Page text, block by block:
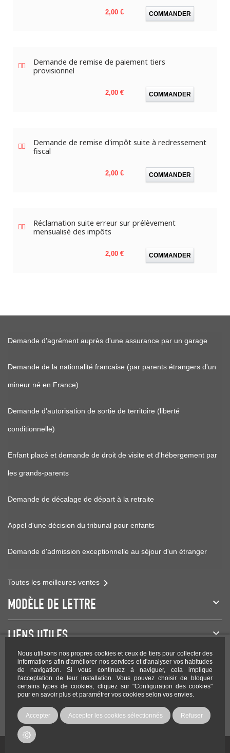
Nous utilisons nos propres cookies et ceux de tiers pour collecter des
informations afin d'améliorer nos services et d'analyser vos habitudes
de navigation. Si vous continuez à naviguer, cela implique
l'acceptation de leur installation. Vous pouvez choisir de bloquer
certains types de cookies, cliquez sur "Configuration des cookies"
pour en savoir plus et paramétrer vos cookies selon vos envies.
Accepter Accepter les cookies sélectionnés Refuser
Prix
2,00 € COMMANDER
Demande de remise de paiement tiers
provisionnel
Prix
2,00 € COMMANDER
Demande de remise d'impôt suite à redressement
fiscal
Prix
2,00 € COMMANDER
Réclamation suite erreur sur prélèvement
mensualisé des impôts
Prix
2,00 € COMMANDER
Demande d'agrément auprès d'une assurance par un garage
Demande de la nationalité francaise (par parents étrangers d'un
mineur né en France)
Demande d'autorisation de sortie de territoire (liberté
conditionnelle)
Enfant placé et demande de droit de visite et d'hébergement par
les grands-parents
Demande de décalage de départ à la retraite
Appel d'une décision du tribunal pour enfants
Demande d'admission exceptionnelle au séjour d'un étranger
Toutes les meilleures ventes 
MODÈLE DE LETTRE
LIENS UTILES
NEWSLETTER